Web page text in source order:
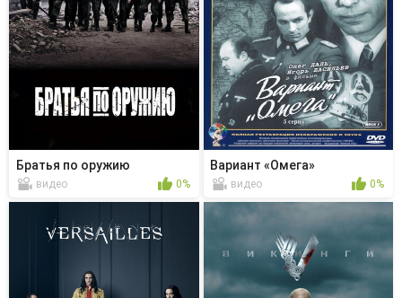
Братья по оружию
видео 0%
Вариант «Омега»
видео 0%